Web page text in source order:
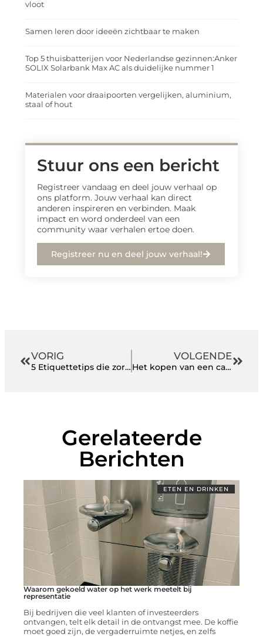
vloot
Samen leren door ideeën zichtbaar te maken
Top 5 thuisbatterijen voor Nederlandse gezinnen:Anker
SOLIX Solarbank Max AC als duidelijke nummer 1
Materialen voor draaipoorten vergelijken, aluminium,
staal of hout
Stuur ons een bericht
Registreer vandaag en deel jouw verhaal op
ons platform. Jouw verhaal kan direct
anderen inspireren en verbinden. Maak
impact en word onderdeel van een
community waar verhalen ertoe doen.
Registreer nu en deel jouw verhaal!
VORIG
5 Etiquettetips die zorgen voor een professionele beleving bij Vonk360.nl
VOLGENDE
Het kopen van een cadeau voor je vriend
Gerelateerde
Berichten
ETEN EN DRINKEN
Waarom gekoeld water op het werk meetelt bij
representatie
Bij bedrijven die veel klanten of investeerders
ontvangen, telt elk detail in de ontvangst mee. De koffie
moet goed zijn, de vergaderruimte netjes, en zelfs